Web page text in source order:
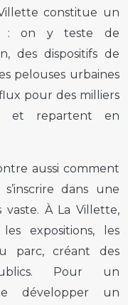
constitue un
: on y teste de
des dispositifs de
pelouses urbaines
pour des milliers
et repartent en
aussi comment
dans une
À La Villette,
expositions, les
parc, créant des
Pour un
développer un